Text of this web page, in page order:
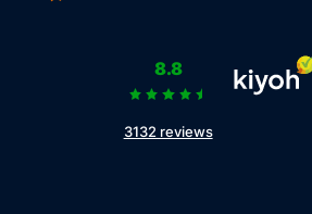
8.8
3132 reviews